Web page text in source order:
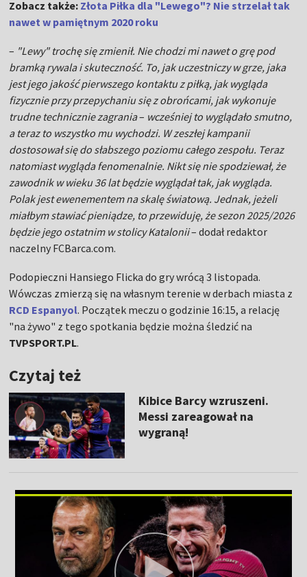
Zobacz także: Złota Piłka dla "Lewego"? Nie strzelał tak
nawet w pamiętnym 2020 roku
– "Lewy" trochę się zmienił. Nie chodzi mi nawet o grę pod
bramką rywala i skuteczność. To, jak uczestniczy w grze, jaka
jest jego jakość pierwszego kontaktu z piłką, jak wygląda
fizycznie przy przepychaniu się z obrońcami, jak wykonuje
trudne technicznie zagrania– wcześniej to wyglądało smutno,
a teraz to wszystko mu wychodzi. W zeszłej kampanii
dostosował się do słabszego poziomu całego zespołu. Teraz
natomiast wygląda fenomenalnie. Nikt się nie spodziewał, że
zawodnik w wieku 36 lat będzie wyglądał tak, jak wygląda.
Polak jest ewenementem na skalę światową. Jednak, jeżeli
miałbym stawiać pieniądze, to przewiduję, że sezon 2025/2026
będzie jego ostatnim w stolicy Katalonii– dodał redaktor
naczelny FCBarca.com.
Podopieczni Hansiego Flicka do gry wrócą 3 listopada.
Wówczas zmierzą się na własnym terenie w derbach miasta z
RCD Espanyol. Początek meczu o godzinie 16:15, a relację
"na żywo" z tego spotkania będzie można śledzić na
TVPSPORT.PL.
Czytaj też
Kibice Barcy wzruszeni.
Messi zareagował na
wygraną!